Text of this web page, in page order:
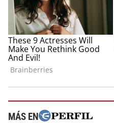
MÁS EN